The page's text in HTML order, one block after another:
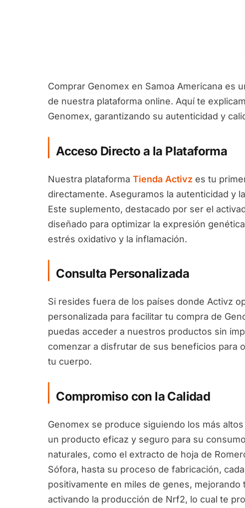
Comprar Genomex en Samoa Americana es
de nuestra plataforma online. Aquí te
Genomex, garantizando su autenticidad y
Acceso Directo a la Plataforma
Nuestra plataforma Tienda Activz es tu
directamente. Aseguramos la autenticidad y
Este suplemento, destacado por ser el
diseñado para optimizar la expresión
estrés oxidativo y la inflamación.
Consulta Personalizada
Si resides fuera de los países donde Activz
personalizada para facilitar tu compra de
puedas acceder a nuestros productos sin
comenzar a disfrutar de sus beneficios para
tu cuerpo.
Compromiso con la Calidad
Genomex se produce siguiendo los más
un producto eficaz y seguro para su
naturales, como el extracto de hoja de
Sófora, hasta su proceso de fabricación,
positivamente en miles de genes,
activando la producción de Nrf2, lo cual te